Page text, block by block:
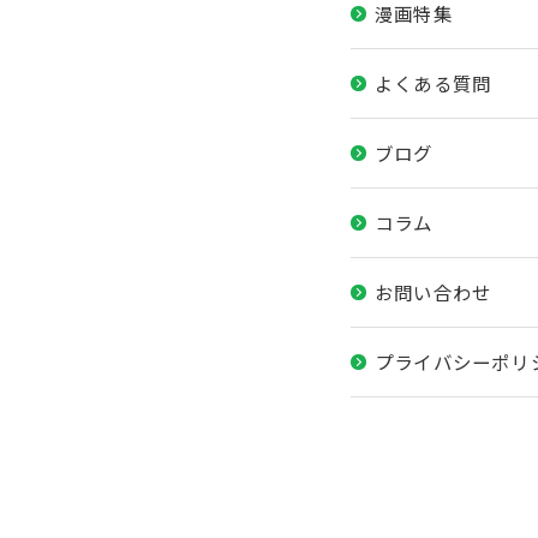
漫画特集
よくある質問
ブログ
コラム
お問い合わせ
プライバシーポリ